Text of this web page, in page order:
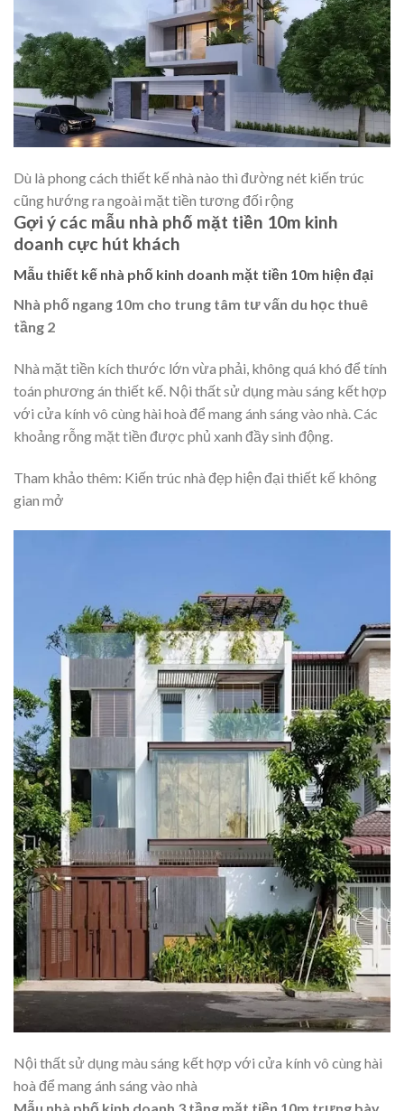
Dù là phong cách thiết kế nhà nào thì đường nét kiến trúc
cũng hướng ra ngoài mặt tiền tương đối rộng
Gợi ý các mẫu nhà phố mặt tiền 10m kinh
doanh cực hút khách
Mẫu thiết kế nhà phố kinh doanh mặt tiền 10m hiện đại
Nhà phố ngang 10m cho trung tâm tư vấn du học thuê
tầng 2
Nhà mặt tiền kích thước lớn vừa phải, không quá khó để tính
toán phương án thiết kế. Nội thất sử dụng màu sáng kết hợp
với cửa kính vô cùng hài hoà để mang ánh sáng vào nhà. Các
khoảng rỗng mặt tiền được phủ xanh đầy sinh động.
Tham khảo thêm: Kiến trúc nhà đẹp hiện đại thiết kế không
gian mở
Nội thất sử dụng màu sáng kết hợp với cửa kính vô cùng hài
hoà để mang ánh sáng vào nhà